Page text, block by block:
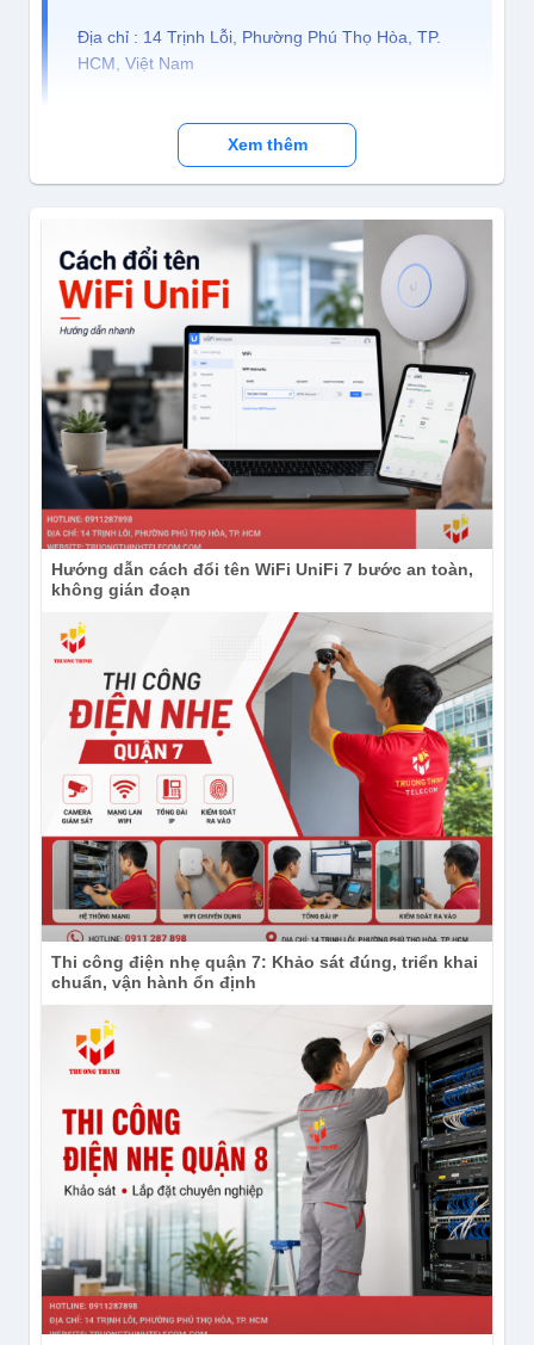
Địa chỉ : 14 Trịnh Lỗi, Phường Phú Thọ Hòa, TP.
HCM, Việt Nam
Kinh doanh: 0888 319 798 (Ms.Trang)
Email : truongthinhtelecom@gmail.com
Xem thêm
Hướng dẫn cách đổi tên WiFi UniFi 7 bước an toàn,
không gián đoạn
Thi công điện nhẹ quận 7: Khảo sát đúng, triển khai
chuẩn, vận hành ổn định